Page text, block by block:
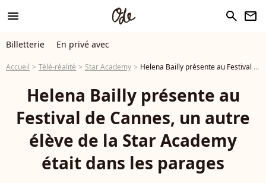
menu search newsletter
Billetterie En privé avec
Accueil Télé-réalité Star Academy Helena Bailly présente au Festival de Cannes, un autre élève de la Star Academy était dans les parages
Helena Bailly présente au
Festival de Cannes, un autre
élève de la Star Academy
était dans les parages